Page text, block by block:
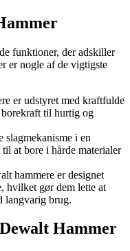
funktioner, der adskiller
er nogle af de vigtigste
er udstyret med kraftfulde
borekraft til hurtig og
slagmekanisme i en
at bore i hårde materialer
hammere er designet
hvilket gør dem lette at
langvarig brug.
Hammer